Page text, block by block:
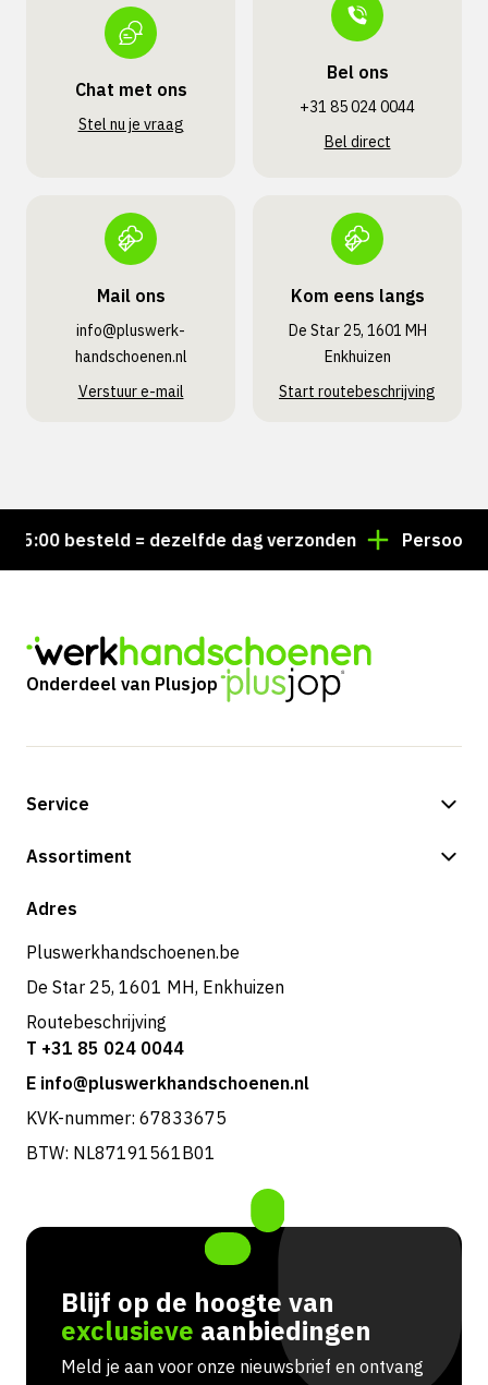
Chat met ons
Stel nu je vraag
Bel ons
+31 85 024 0044
Bel direct
Mail ons
info@pluswerk­
handschoenen.nl
Verstuur e-mail
Kom eens langs
De Star 25, 1601 MH
Enkhuizen
Start routebeschrijving
besteld = dezelfde dag verzonden Persoonlijk
Onderdeel van Plusjop
Service
Betalingsmogelijkheden
Retouren & service
Assortiment
Shop
Adres
Pluswerkhandschoenen.be
De Star 25, 1601 MH, Enkhuizen
Routebeschrijving
T +31 85 024 0044
E info@pluswerkhandschoenen.nl
KVK-nummer: 67833675
BTW: NL87191561B01
Blijf op de hoogte van
exclusieve aanbiedingen
Meld je aan voor onze nieuwsbrief en ontvang